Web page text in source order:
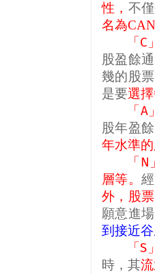
性， 不
名為
「 C
股盈餘
幾的股
是要選
「 A
股年盈
年水準的
「 N
層等。
外，股
願意進
到接近
「S
時，其